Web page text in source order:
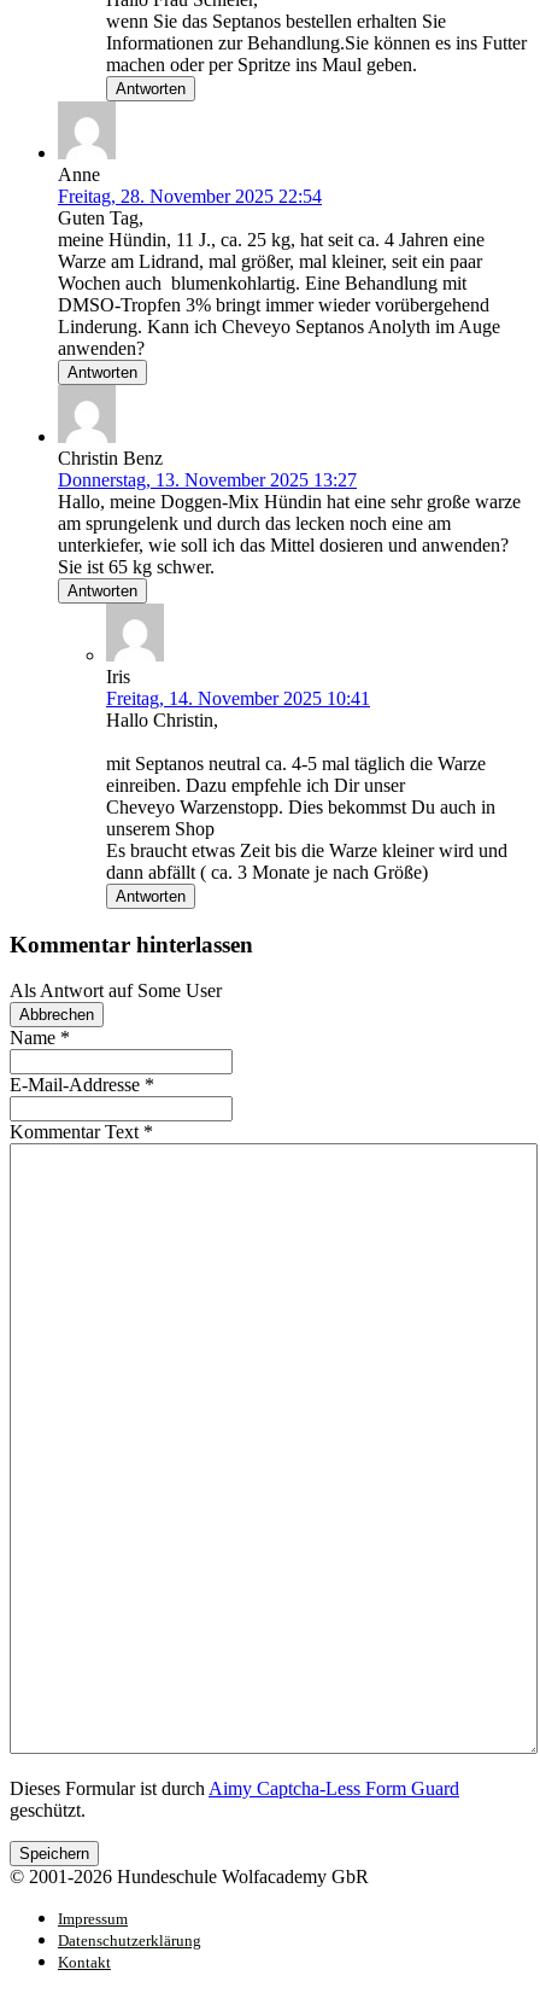
wenn Sie das Septanos bestellen erhalten Sie
Informationen zur Behandlung.Sie können es ins Futter
machen oder per Spritze ins Maul geben.
Antworten
Anne
Freitag, 28. November 2025 22:54
Guten Tag,
meine Hündin, 11 J., ca. 25 kg, hat seit ca. 4 Jahren eine
Warze am Lidrand, mal größer, mal kleiner, seit ein paar
Wochen auch blumenkohlartig. Eine Behandlung mit
DMSO-Tropfen 3% bringt immer wieder vorübergehend
Linderung. Kann ich Cheveyo Septanos Anolyth im Auge
anwenden?
Antworten
Christin Benz
Donnerstag, 13. November 2025 13:27
Hallo, meine Doggen-Mix Hündin hat eine sehr große warze
am sprungelenk und durch das lecken noch eine am
unterkiefer, wie soll ich das Mittel dosieren und anwenden?
Sie ist 65 kg schwer.
Antworten
Iris
Freitag, 14. November 2025 10:41
Hallo Christin,
mit Septanos neutral ca. 4-5 mal täglich die Warze
einreiben. Dazu empfehle ich Dir unser
Cheveyo Warzenstopp. Dies bekommst Du auch in
unserem Shop
Es braucht etwas Zeit bis die Warze kleiner wird und
dann abfällt ( ca. 3 Monate je nach Größe)
Antworten
Kommentar hinterlassen
Als Antwort auf Some User
Abbrechen
Name *
E-Mail-Addresse *
Kommentar Text *
Dieses Formular ist durch Aimy Captcha-Less Form Guard
geschützt.
Speichern
© 2001-2026 Hundeschule Wolfacademy GbR
Impressum
Datenschutzerklärung
Kontakt